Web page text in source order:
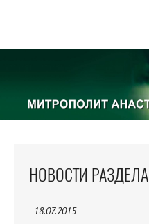
НОВОСТИ РАЗДЕЛА
18.07.2015